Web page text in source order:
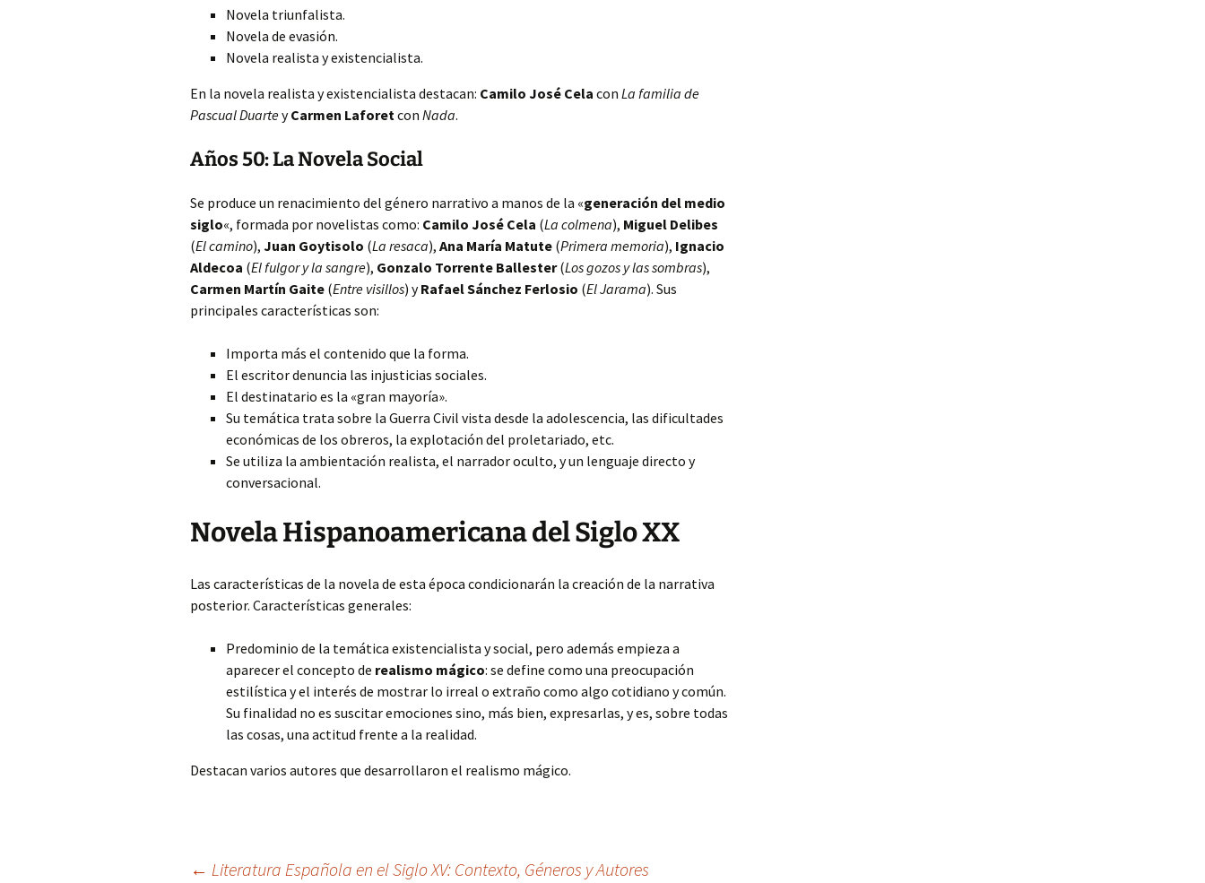
Novela triunfalista.
Novela de evasión.
Novela realista y existencialista.
En la novela realista y existencialista destacan: Camilo José Cela con La familia de
Pascual DuarteyCarmen Laforetcon Nada.
Años 50: La Novela Social
Se produce un renacimiento del género narrativo a manos de la «generación del medio
siglo«, formada por novelistas como: Camilo José Cela (La colmena), Miguel Delibes
(El camino), Juan Goytisolo (La resaca), Ana María Matute (Primera memoria), Ignacio
Aldecoa (El fulgor y la sangre), Gonzalo Torrente Ballester(Los gozos y las sombras),
Carmen Martín Gaite (Entre visillos) yRafael Sánchez Ferlosio (El Jarama). Sus
principales características son:
Importa más el contenido que la forma.
El escritor denuncia las injusticias sociales.
El destinatario es la «gran mayoría».
Su temática trata sobre la Guerra Civil vista desde la adolescencia, las dificultades
económicas de los obreros, la explotación del proletariado, etc.
Se utiliza la ambientación realista, el narrador oculto, y un lenguaje directo y
conversacional.
Novela Hispanoamericana del Siglo XX
Las características de la novela de esta época condicionarán la creación de la narrativa
posterior. Características generales:
Predominio de la temática existencialista y social, pero además empieza a
aparecer el concepto de realismo mágico: se define como una preocupación
estilística y el interés de mostrar lo irreal o extraño como algo cotidiano y común.
Su finalidad no es suscitar emociones sino, más bien, expresarlas, y es, sobre todas
las cosas, una actitud frente a la realidad.
Destacan varios autores que desarrollaron el realismo mágico.
← Literatura Española en el Siglo XV: Contexto, Géneros y Autores